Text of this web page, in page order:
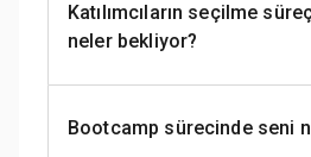
Katılımcıların seçilme
neler bekliyor?
Bootcamp sürecinde seni